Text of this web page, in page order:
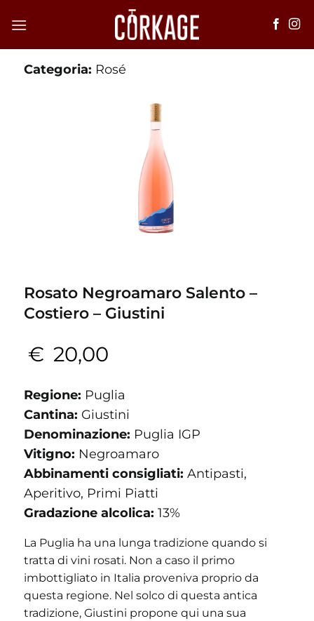
Categoria: Rosé
Rosato Negroamaro Salento –
Costiero – Giustini
€ 20,00
Regione: Puglia
Cantina: Giustini
Denominazione: Puglia IGP
Vitigno: Negroamaro
Abbinamenti consigliati: Antipasti,
Aperitivo, Primi Piatti
Gradazione alcolica: 13%
La Puglia ha una lunga tradizione quando si
tratta di vini rosati. Non a caso il primo
imbottigliato in Italia proveniva proprio da
questa regione. Nel solco di questa antica
tradizione, Giustini propone qui una sua